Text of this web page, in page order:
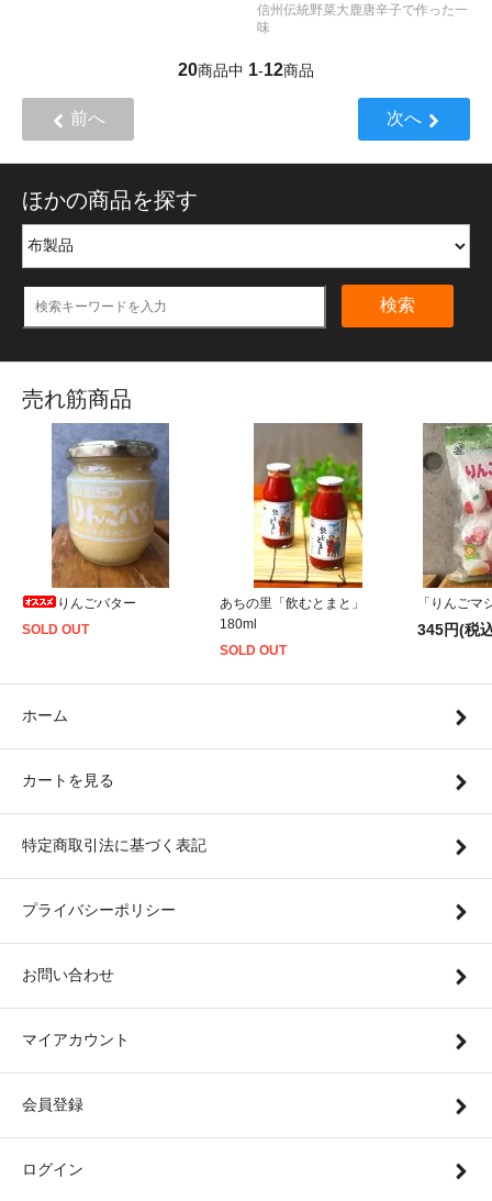
信州伝統野菜大鹿唐辛子で作った一
味
20商品中 1-12商品
前へ 次へ
ほかの商品を探す
検索
売れ筋商品
りんごバター
SOLD OUT
あちの里「飲むとまと」
180ml
SOLD OUT
「りんごマ
345円(税
ホーム
カートを見る
特定商取引法に基づく表記
プライバシーポリシー
お問い合わせ
マイアカウント
会員登録
ログイン